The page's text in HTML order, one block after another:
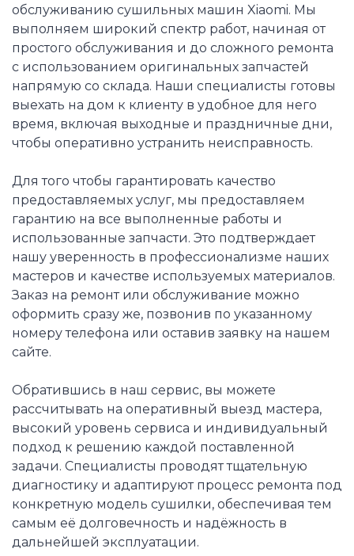
обслуживанию сушильных машин Xiaomi. Мы
выполняем широкий спектр работ, начиная от
простого обслуживания и до сложного ремонта
с использованием оригинальных запчастей
напрямую со склада. Наши специалисты готовы
выехать на дом к клиенту в удобное для него
время, включая выходные и праздничные дни,
чтобы оперативно устранить неисправность.
Для того чтобы гарантировать качество
предоставляемых услуг, мы предоставляем
гарантию на все выполненные работы и
использованные запчасти. Это подтверждает
нашу уверенность в профессионализме наших
мастеров и качестве используемых материалов.
Заказ на ремонт или обслуживание можно
оформить сразу же, позвонив по указанному
номеру телефона или оставив заявку на нашем
сайте.
Обратившись в наш сервис, вы можете
рассчитывать на оперативный выезд мастера,
высокий уровень сервиса и индивидуальный
подход к решению каждой поставленной
задачи. Специалисты проводят тщательную
диагностику и адаптируют процесс ремонта под
конкретную модель сушилки, обеспечивая тем
самым её долговечность и надёжность в
дальнейшей эксплуатации.